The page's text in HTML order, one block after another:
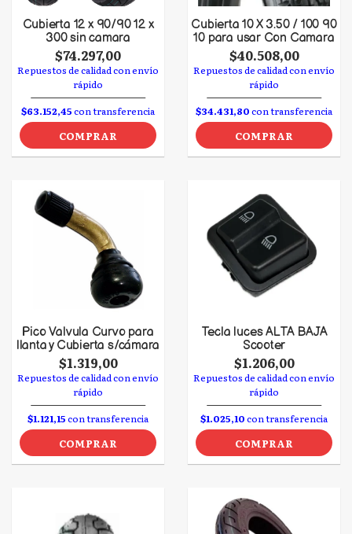
Cubierta 12 x 90/90 12 x
300 sin camara
$74.297,00
Repuestos de calidad con envío
rápido
$63.152,45con transferencia
COMPRAR
Cubierta 10 X 3.50 / 100 90
10 para usar Con Camara
$40.508,00
Repuestos de calidad con envío
rápido
$34.431,80con transferencia
COMPRAR
Pico Valvula Curvo para
llanta y Cubierta s/cámara
$1.319,00
Repuestos de calidad con envío
rápido
$1.121,15con transferencia
COMPRAR
Tecla luces ALTA BAJA
Scooter
$1.206,00
Repuestos de calidad con envío
rápido
$1.025,10con transferencia
COMPRAR